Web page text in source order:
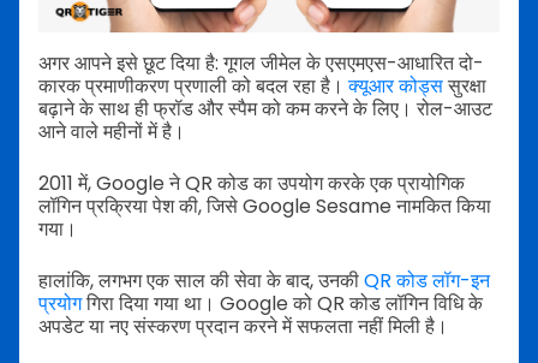
अगर आपने इसे छूट दिया है: गूगल जीमेल के एसएमएस-आधारित दो-
कारक प्रमाणीकरण प्रणाली को बदल रहा है।क्यूआर कोड्ससुरक्षा
बढ़ाने के साथ ही फ्रॉड और स्पैम को कम करने के लिए। रोल-आउट
आने वाले महीनों में है।
2011 में, Google ने QR कोड का उपयोग करके एक प्रायोगिक
लॉगिन प्रक्रिया पेश की, जिसे Google Sesame नामकित किया
गया।
हालांकि, लगभग एक साल की सेवा के बाद, उनकीQR कोड लॉग-इन
प्रयोगगिरा दिया गया था। Google को QR कोड लॉगिन विधि के
अपडेट या नए संस्करण प्रदान करने में सफलता नहीं मिली है।